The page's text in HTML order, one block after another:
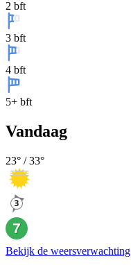
2 bft
3 bft
4 bft
5+ bft
Vandaag
23° /33°
Bekijk de weersverwachting